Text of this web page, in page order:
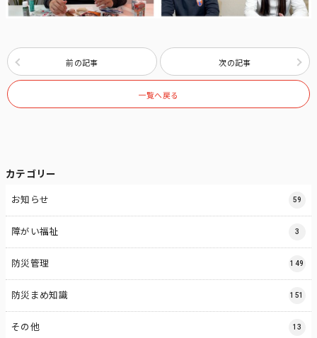
前の記事 次の記事
一覧へ戻る
カテゴリー
お知らせ 59
障がい福祉 3
防災管理 149
防災まめ知識 151
その他 13